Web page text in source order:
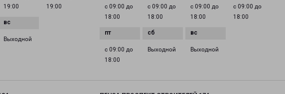
19:00
19:00
Выходной
с 09:00 до
18:00
с 09:00 до
18:00
с 09:00 до
18:00
с 09:00 до
18:00
с 09:00 до
18:00
Выходной Выходной